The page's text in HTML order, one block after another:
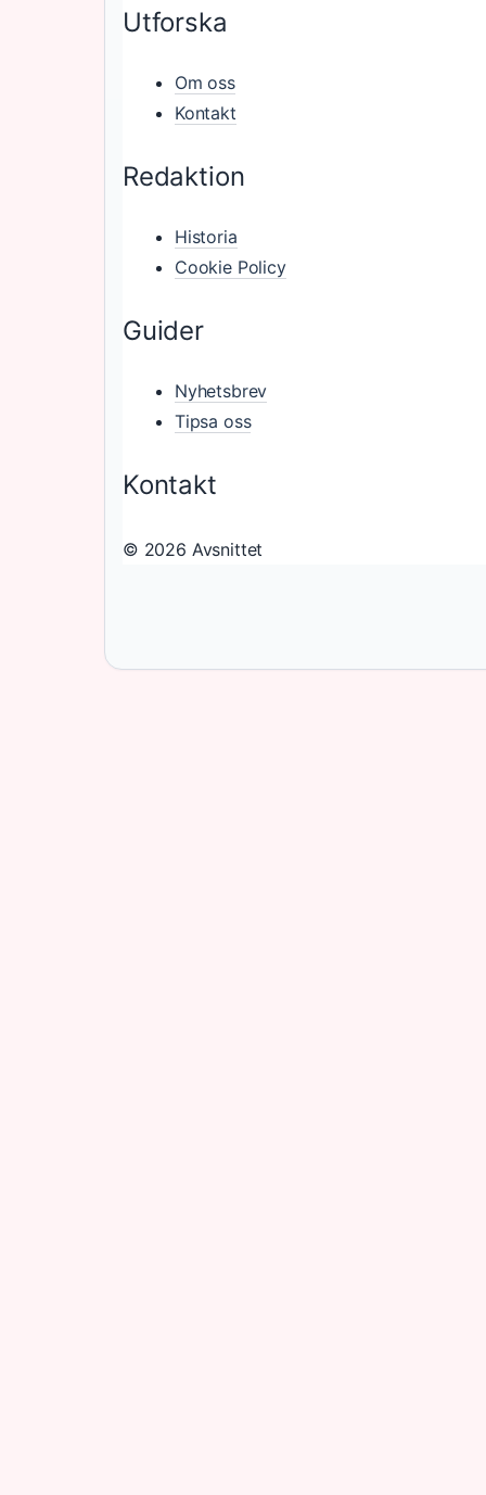
Utforska
Om oss
Kontakt
Redaktion
Historia
Cookie Policy
Guider
Nyhetsbrev
Tipsa oss
Kontakt
© 2026 Avsnittet